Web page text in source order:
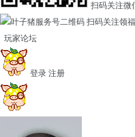
扫码关注微
扫码关注领
玩家论坛
登录 注册